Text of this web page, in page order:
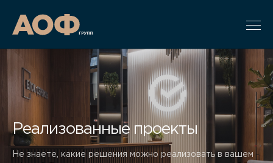
Реализованные проекты
Не знаете, какие решения можно реализовать в вашем